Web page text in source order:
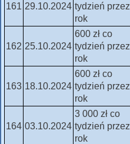
161 29.10.2024 tydzień przez
rok
162 25.10.2024
600 zł co
tydzień przez
rok
163 18.10.2024
600 zł co
tydzień przez
rok
164 03.10.2024
3 000 zł co
tydzień przez
rok